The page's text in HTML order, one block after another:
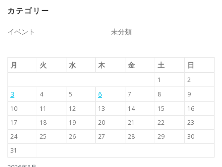
カテゴリー
イベント 未分類
月 火 水 木 金 土 日
1 2
3 4 5 6 7 8
9
10
11 12 13 14 15
16
17
18 19 20 21 22
23
24
25 26 27 28 29
30
31